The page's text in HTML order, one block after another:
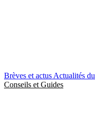
Brèves et actus Actualités
Conseils et Guides